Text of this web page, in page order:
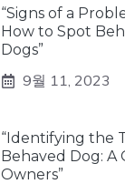
“Signs of a
How to Spot
Dogs”
9월 11, 2023
“Identifying the
Behaved Dog: A
Owners”